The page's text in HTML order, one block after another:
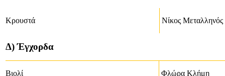
Κρουστά Νίκος Μεταλληνός
Δ) Έγχορδα
Βιολί Φλώρα Κλήμη